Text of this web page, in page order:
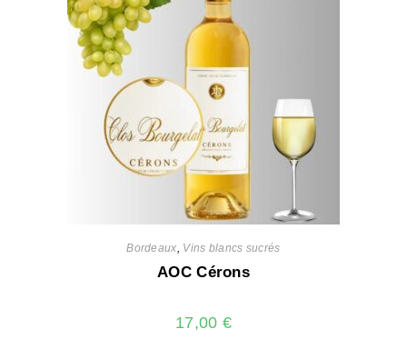
Bordeaux Vins blancs sucrés
AOC Cérons
17,00 €